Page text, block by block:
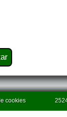
cookies